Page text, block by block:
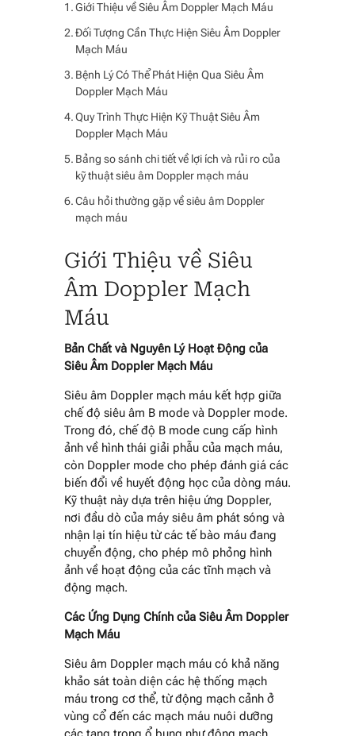
Giới Thiệu về Siêu Âm Doppler Mạch Máu
Đối Tượng Cần Thực Hiện Siêu Âm Doppler
Mạch Máu
Bệnh Lý Có Thể Phát Hiện Qua Siêu Âm
Doppler Mạch Máu
Quy Trình Thực Hiện Kỹ Thuật Siêu Âm
Doppler Mạch Máu
Bảng so sánh chi tiết về lợi ích và rủi ro của
kỹ thuật siêu âm Doppler mạch máu
Câu hỏi thường gặp về siêu âm Doppler
mạch máu
Giới Thiệu về Siêu
Âm Doppler Mạch
Máu
Bản Chất và Nguyên Lý Hoạt Động của
Siêu Âm Doppler Mạch Máu
Siêu âm Doppler mạch máu kết hợp giữa
chế độ siêu âm B mode và Doppler mode.
Trong đó, chế độ B mode cung cấp hình
ảnh về hình thái giải phẫu của mạch máu,
còn Doppler mode cho phép đánh giá các
biến đổi về huyết động học của dòng máu.
Kỹ thuật này dựa trên hiệu ứng Doppler,
nơi đầu dò của máy siêu âm phát sóng và
nhận lại tín hiệu từ các tế bào máu đang
chuyển động, cho phép mô phỏng hình
ảnh về hoạt động của các tĩnh mạch và
động mạch.
Các Ứng Dụng Chính của Siêu Âm Doppler
Mạch Máu
Siêu âm Doppler mạch máu có khả năng
khảo sát toàn diện các hệ thống mạch
máu trong cơ thể, từ động mạch cảnh ở
vùng cổ đến các mạch máu nuôi dưỡng